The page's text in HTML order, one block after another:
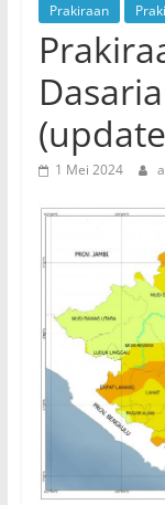
Koordinator
BMKG
Sumatera
Selatan
Prakiraan
1 Mei 2024